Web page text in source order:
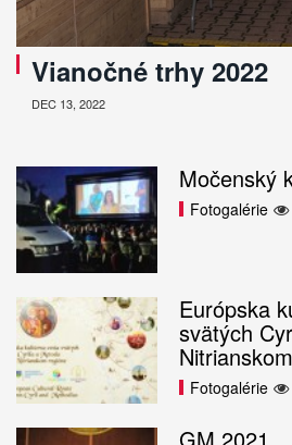
Vianočné trhy 2022
DEC 13, 2022
Močenský
Fotogalérie
Európska
svätých
Fotogalérie